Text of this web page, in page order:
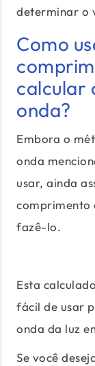
determinar o
Como
calcular
onda?
Embora o
onda
usar, ainda
comprimento
fazê-lo.
Esta
fácil de usar
onda da luz
Se você